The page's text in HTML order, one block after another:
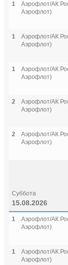
1
Аэрофлот/АК
Аэрофлот)
1
Аэрофлот/АК
Аэрофлот)
1
Аэрофлот/АК
Аэрофлот)
2
Аэрофлот/АК
Аэрофлот)
2
Аэрофлот/АК
Аэрофлот)
Суббота
15.08.2026
1
Аэрофлот/АК
Аэрофлот)
1
Аэрофлот/АК
Аэрофлот)